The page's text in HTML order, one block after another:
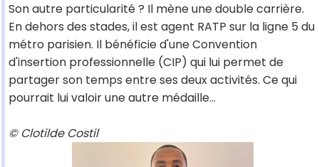
Son autre particularité ? Il mène une double carrière.
En dehors des stades, il est agent RATP sur la ligne 5 du
métro parisien. Il bénéficie d'une Convention
d'insertion professionnelle (CIP) qui lui permet de
partager son temps entre ses deux activités. Ce qui
pourrait lui valoir une autre médaille…
© Clotilde Costil